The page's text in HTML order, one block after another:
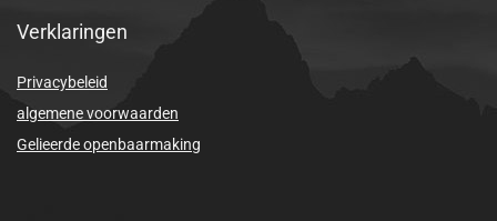
Verklaringen
Privacybeleid
algemene voorwaarden
Gelieerde openbaarmaking